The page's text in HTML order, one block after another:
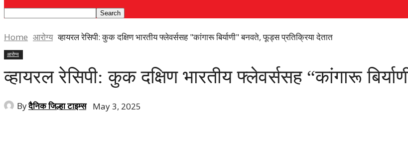
Home आरोग्य व्हायरल रेसिपी: कुक दक्षिण भारतीय फ्लेवर्ससह "कांगारू बिर्याणी" बनवते, फूड्स प्रतिक्रिया देतात
आरोग्य
व्हायरल रेसिपी: कुक दक्षिण भारतीय फ्लेवर्ससह “कांगारू
Byदैनिक जिल्हा टाइम्स May 3, 2025